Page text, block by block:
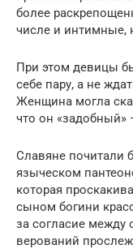
более
числе и интимные,
При этом девицы
себе пару, а не
Женщина могла
что он
Славяне почитали
языческом
которая
сыном богини
за согласие между
верований